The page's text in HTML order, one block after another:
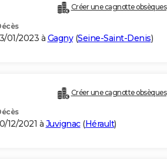
Créer une cagnotte obsèques
01/2023 à Gagny(Seine-Saint-Denis)
Créer une cagnotte obsèques
12/2021 à Juvignac(Hérault)